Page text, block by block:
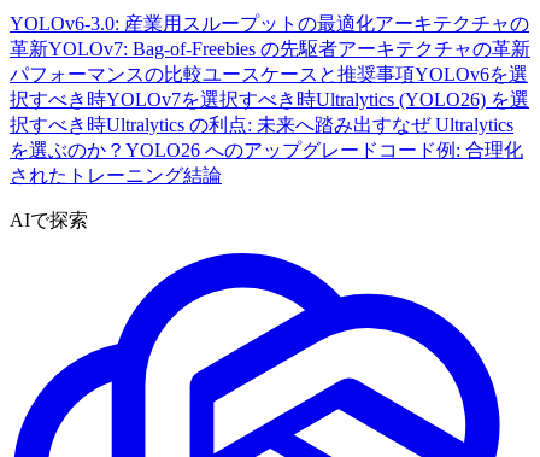
YOLOv6-3.0: 産業用スループットの最適化アーキテクチャの
革新YOLOv7: Bag-of-Freebies の先駆者アーキテクチャの革新
パフォーマンスの比較ユースケースと推奨事項YOLOv6を選
択すべき時YOLOv7を選択すべき時Ultralytics (YOLO26) を選
択すべき時Ultralytics の利点: 未来へ踏み出すなぜ Ultralytics
を選ぶのか？ YOLO26 へのアップグレード コード例: 合理化
されたトレーニング結論
AIで探索